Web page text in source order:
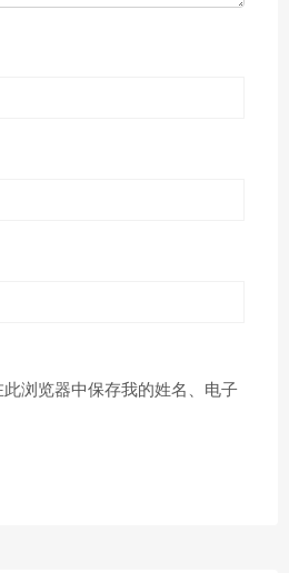
此浏览器中保存我的姓名、电子